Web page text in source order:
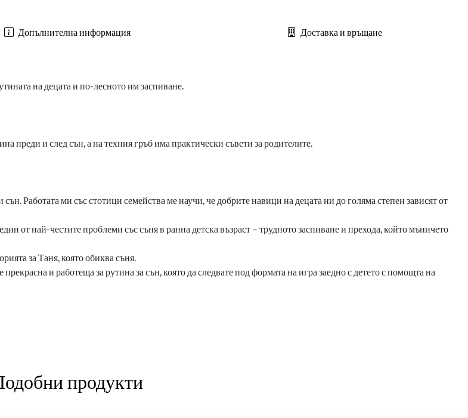
Допълнителна информация Доставка и връщане
на децата и по-лесното им заспиване.
преди и след сън, а на техния гръб има практически съвети за родителите.
Работата ми със стотици семейства ме научи, че добрите навици на децата ни до голяма степен зависят от
от най-честите проблеми със съня в ранна детска възраст – трудното заспиване и прехода, който мъничето
за Таня, която обиква съня.
и работеща за рутина за сън, която да следвате под формата на игра заедно с детето с помощта на
продукти